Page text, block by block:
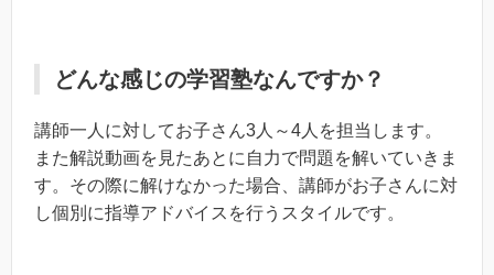
どんな感じの学習塾なんですか？
講師一人に対してお子さん3人～4人を担当します。
また解説動画を見たあとに自力で問題を解いていきま
す。その際に解けなかった場合、講師がお子さんに対
し個別に指導アドバイスを行うスタイルです。